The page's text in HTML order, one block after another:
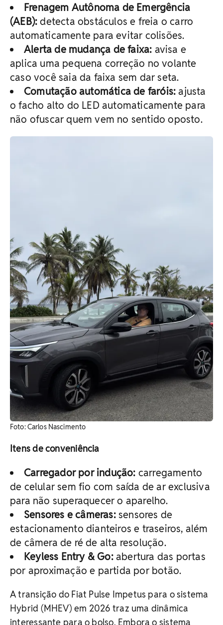
Frenagem Autônoma de Emergência
(AEB):detecta obstáculos e freia o carro
automaticamente para evitar colisões.
Alerta de mudança de faixa: avisa e
aplica uma pequena correção no volante
caso você saia da faixa sem dar seta.
Comutação automática de faróis:ajusta
o facho alto do LED automaticamente para
não ofuscar quem vem no sentido oposto.
Foto: Carlos Nascimento
Itens de conveniência
Carregador por indução: carregamento
de celular sem fio com saída de ar exclusiva
para não superaquecer o aparelho.
Sensores e câmeras:sensores de
estacionamento dianteiros e traseiros, além
de câmera de ré de alta resolução.
Keyless Entry & Go:abertura das portas
por aproximação e partida por botão.
A transição do Fiat Pulse Impetus para o sistema
Hybrid (MHEV) em 2026 traz uma dinâmica
interessante para o bolso. Embora o sistema